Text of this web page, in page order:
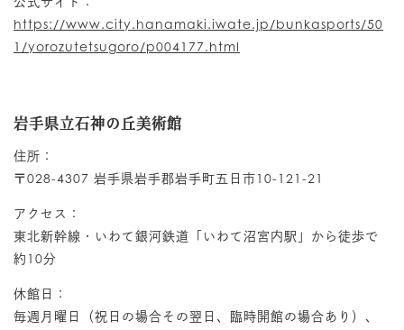
https://www.city.hanamaki.iwate.jp/bunkasports/50
1/yorozutetsugoro/p004177.html
岩手県立石神の丘美術館
住所：
〒028-4307 岩手県岩手郡岩手町五日市10-121-21
アクセス：
東北新幹線・いわて銀河鉄道「いわて沼宮内駅」から徒歩で
約10分
休館日：
毎週月曜日（祝日の場合その翌日、臨時開館の場合あり）、